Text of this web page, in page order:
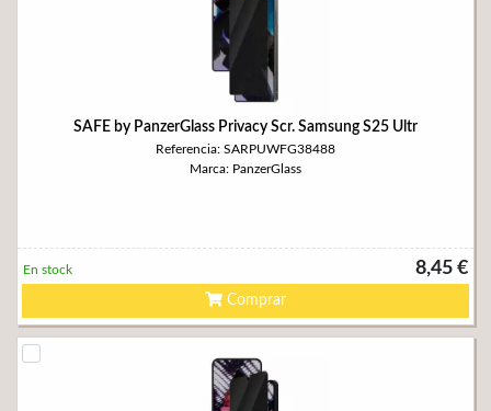
SAFE by PanzerGlass Privacy Scr. Samsung S25 Ultr
Referencia: SARPUWFG38488
Marca: PanzerGlass
8,45 €
En stock
Comprar